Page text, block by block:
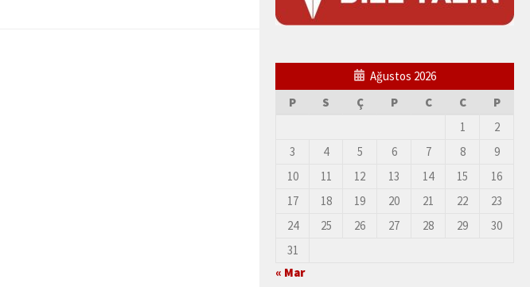
Ağustos 2026
P
S Ç P C C
P
1
2
3
4 5 6 7 8
9
10
11 12 13 14 15
16
17
18 19 20 21 22
23
24
25 26 27 28 29
30
31
« Mar